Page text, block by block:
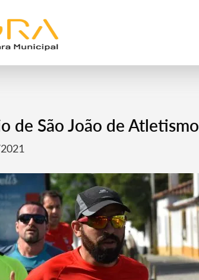
de São João de Atletismo